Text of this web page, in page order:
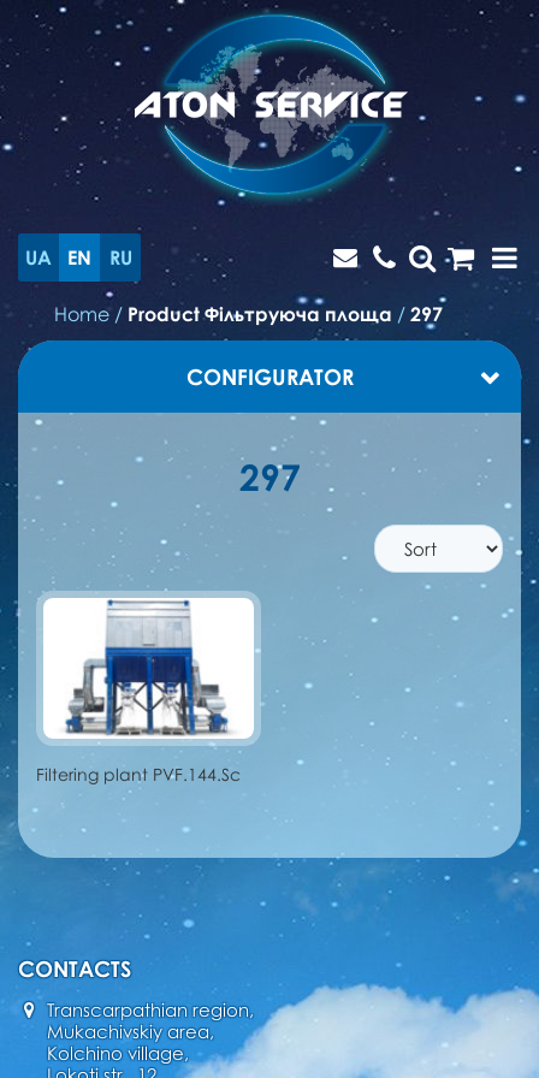
UA EN RU
Home / Product Фільтруюча площа / 297
CONFIGURATOR
297
Filtering plant PVF.144.Sc
CONTACTS
Transcarpathian region,
Mukachivskiy area,
Kolchino village,